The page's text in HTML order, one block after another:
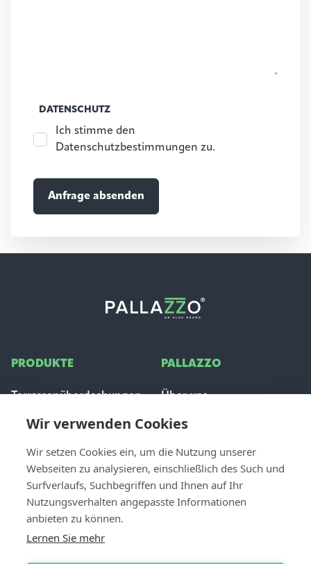
Wir verwenden Cookies
Wir setzen Cookies ein, um die Nutzung unserer
Webseiten zu analysieren, einschließlich des Such und
Surfverlaufs, Suchbegriffen und Ihnen auf Ihr
Nutzungsverhalten angepasste Informationen
anbieten zu können.
Lernen Sie mehr
DATENSCHUTZ
Ich stimme den
Datenschutzbestimmungen zu.
PRODUKTE
Terrassenüberdachungen
Sonnenschutz
PALLAZZO
Über uns
Stellenangebote
Häufig gestellte Fragen
FÜR PROFIS
Händler werden
Dealer login
CONTACT